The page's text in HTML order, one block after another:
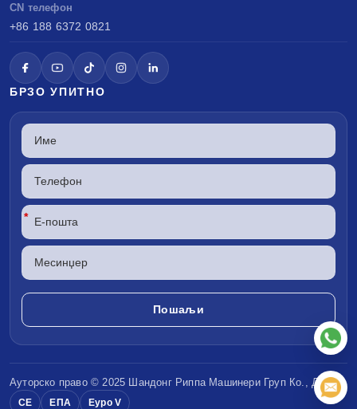
CN телефон
+86 188 6372 0821
БРЗО УПИТНО
*
Ауторско право © 2025 Шандонг Риппа МашинериГруп Ко., ДОО
CE ЕПА Еуро V